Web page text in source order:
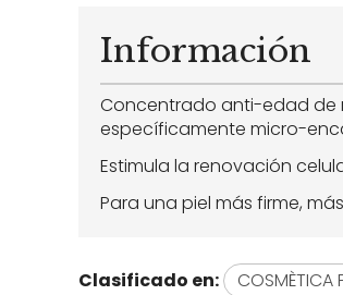
Información
Concentrado anti-edad de
específicamente micro-
Estimula la renovación
Para una piel más firme,
Clasificado en: COSMÈTICA